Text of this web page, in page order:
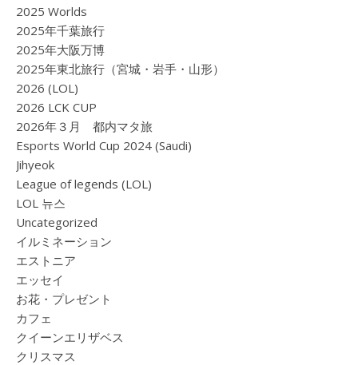
2025 Worlds
2025年千葉旅行
2025年大阪万博
2025年東北旅行（宮城・岩手・山形）
2026 (LOL)
2026 LCK CUP
2026年３月 都内マタ旅
Esports World Cup 2024 (Saudi)
Jihyeok
League of legends (LOL)
LOL 뉴스
Uncategorized
イルミネーション
エストニア
エッセイ
お花・プレゼント
カフェ
クイーンエリザベス
クリスマス